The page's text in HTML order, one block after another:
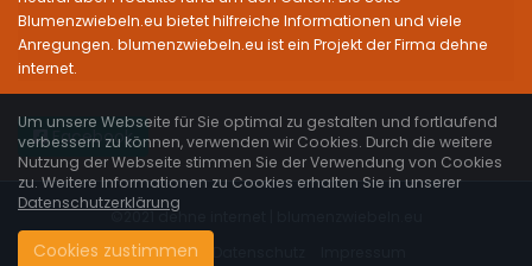
Blumenzwiebeln.eu bietet hilfreiche Informationen und viele
Anregungen. blumenzwiebeln.eu ist ein Projekt der Firma dehne
internet.
Facebook
©2021 dehne internet |
Startseite
Um unsere Webseite für Sie optimal zu gestalten und fortlaufend
verbessern zu können, verwenden wir Cookies. Durch die weitere
Nutzung der Webseite stimmen Sie der Verwendung von Cookies
zu. Weitere Informationen zu Cookies erhalten Sie in unserer
Datenschutzerklärung
Cookies zustimmen